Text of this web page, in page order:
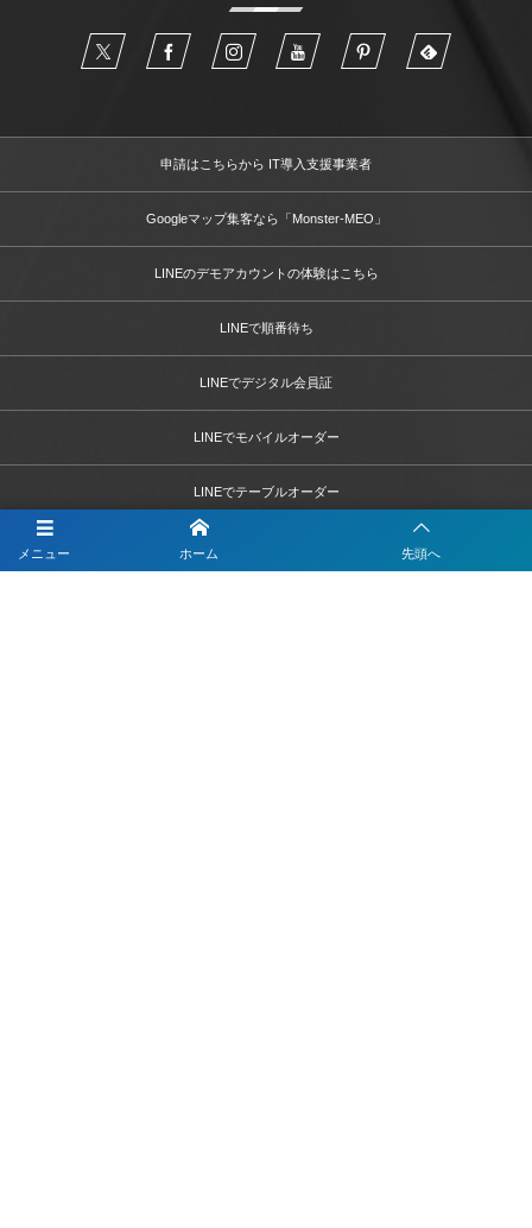
メニュー ホーム 先頭へ
申請はこちらから IT導入支援事業者
Googleマップ集客なら「Monster-MEO」
LINEのデモアカウントの体験はこちら
LINEで順番待ち
LINEでデジタル会員証
LINEでモバイルオーダー
LINEでテーブルオーダー